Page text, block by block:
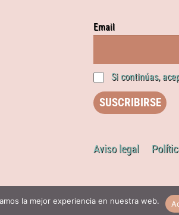
Email
Si continúas,
Aviso legal
la mejor experiencia en nuestra web.